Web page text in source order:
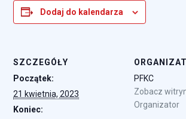
Dodaj do kalendarza
SZCZEGÓŁY
Początek:
21 kwietnia, 2023
Koniec:
PFKC
Zobacz
Organizator